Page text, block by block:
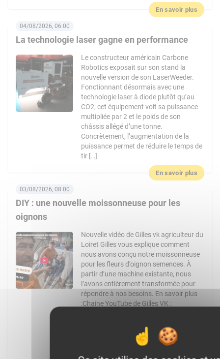
En savoir plus
La technologie laser gagne en performance
04/08/2026, 06:00
Le constructeur américain Carbone
Robotics exposait sur son stand la
nouvelle version de son LaserWeeder.
Fonctionnant désormais avec une
technologie laser à diode plutôt qu’au
CO2, cet équipement voit sa puissance
multipliée par 2 et le poids de son
châssis allégé d’une tonne.
Concrètement, l’augmentation de la
puissance permet de réduire le temps de
tir […]
En savoir plus
DIY : une nouvelle moissonneuse pour les
oignons
03/08/2026, 08:00
Nouvelle vidéo de Gilles vk agriculteur du
Loiret Gilles vous explique comment
nous avons conçu notre moissonneuse
pour les fleurs d’oignon semences. À
partir d’une machine existante, nous
l’avons entièrement transformée pour
répondre à nos besoins. En savoir plus
:Chaine YouTube de Gilles VK :
https://www.facebook.com/Gilles_vk-
1728424127434851 Article de WikiAgri